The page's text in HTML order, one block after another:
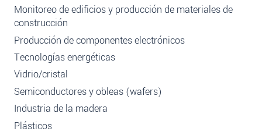
Monitoreo de edificios y producción de materiales de
construcción
Producción de componentes electrónicos
Tecnologías energéticas
Vidrio/cristal
Semiconductores y obleas (wafers)
Industria de la madera
Plásticos